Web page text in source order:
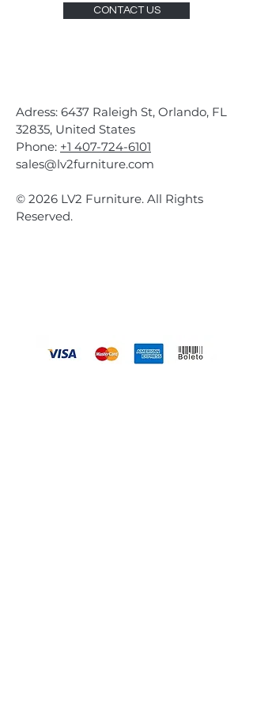
CONTACT US
Adress: 6437 Raleigh St, Orlando, FL
32835, United States
Phone: +1 407-724-6101
sales@lv2furniture.com
© 2026 LV2 Furniture. All Rights
Reserved.